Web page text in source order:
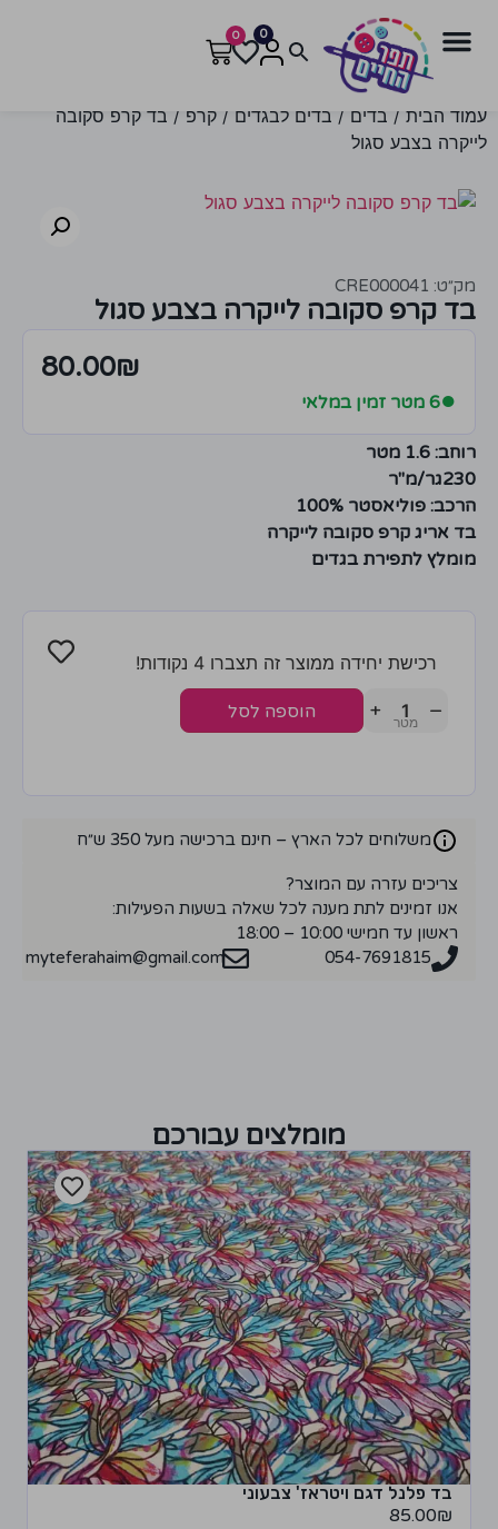
0
0
עמוד הבית / בדים / בדים לבגדים / קרפ / בד קרפ סקובה
לייקרה בצבע סגול
מק״ט: CRE000041
בד קרפ סקובה לייקרה בצבע סגול
80.00₪
●6 מטר זמין במלאי
רוחב: 1.6 מטר
230גר/מ"ר
הרכב: פוליאסטר 100%
בד אריג קרפ סקובה לייקרה
מומלץ לתפירת בגדים
רכישת יחידה ממוצר זה תצברו 4 נקודות!
−
+ הוספה לסל
משלוחים לכל הארץ – חינם ברכישה מעל 350 ש״ח
צריכים עזרה עם המוצר?
אנו זמינים לתת מענה לכל שאלה בשעות הפעילות:
ראשון עד חמישי 10:00 – 18:00
054-7691815
myteferahaim@gmail.com
מומלצים עבורכם
בד פלנל דגם ויטראז' צבעוני
85.00₪